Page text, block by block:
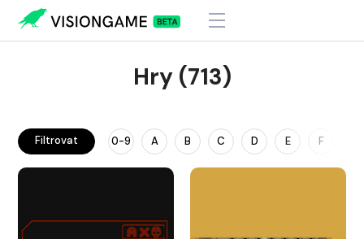
Hry (713)
Filtrovat 0-9 A B C D E F